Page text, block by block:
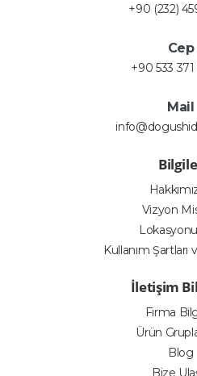
+90 (232)
Cep
+90 533
Mail
Vizyon
Kullanım Şartları
İletişim
Firma
Ürün
Blog
Bize